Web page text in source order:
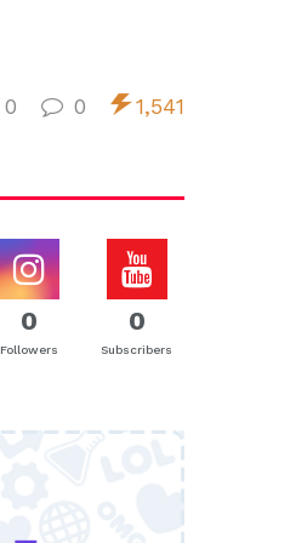
0 0 1,541
0
Followers
0
Subscribers